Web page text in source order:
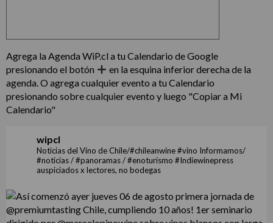
Agrega la Agenda WiP.cl a tu Calendario de Google
presionando el botón
en la esquina inferior derecha de la
agenda. O agrega cualquier evento a tu Calendario
presionando sobre cualquier evento y luego "Copiar a Mi
Calendario"
wipcl
Noticias del Vino de Chile/#chileanwine #vino Informamos/
#noticias / #panoramas / #enoturismo #Indiewinepress
auspiciados x lectores, no bodegas